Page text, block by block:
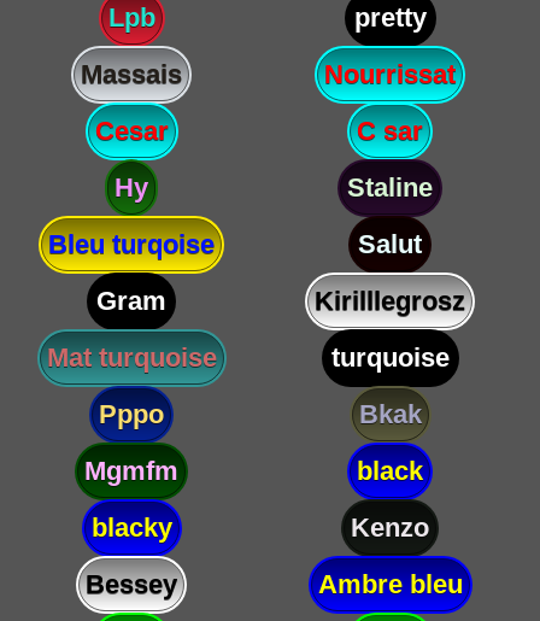
Lpb
pretty
Massais
Nourrissat
Cesar
C sar
Hy
Staline
Bleu turqoise
Salut
Gram
Kirilllegrosz
Mat turquoise
turquoise
Pppo
Bkak
Mgmfm
black
blacky
Kenzo
Bessey
Ambre bleu